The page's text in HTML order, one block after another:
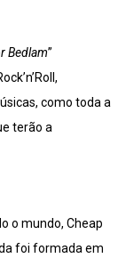
Bedlam”
como toda a
terão a
o mundo, Cheap
foi formada em